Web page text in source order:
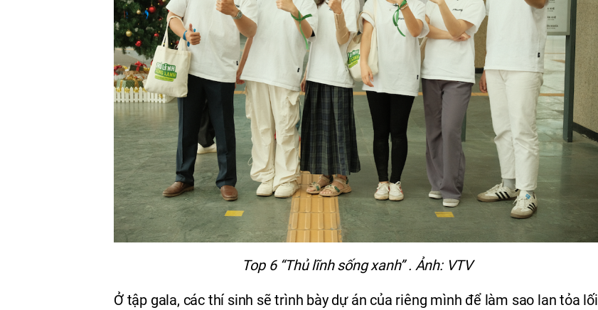
Top 6 “Thủ lĩnh sống xanh” . Ảnh: VTV
Ở tập gala, các thí sinh sẽ trình bày dự án của riêng mình để làm sao lan tỏa lối